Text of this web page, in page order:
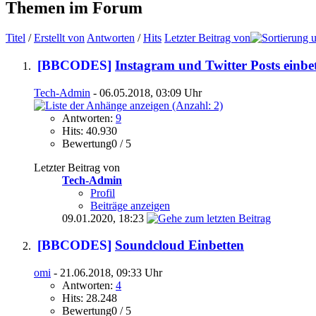
Themen im Forum
Titel /Erstellt von Antworten /Hits Letzter Beitrag von
[BBCODES] Instagram und Twitter Posts
Tech-Admin - 06.05.2018, 03:09 Uhr
Antworten: 9
Hits: 40.930
Bewertung0 / 5
Letzter Beitrag von
Tech-Admin
Profil
Beiträge anzeigen
09.01.2020, 18:23
[BBCODES] Soundcloud Einbetten
omi - 21.06.2018, 09:33 Uhr
Antworten: 4
Hits: 28.248
Bewertung0 / 5